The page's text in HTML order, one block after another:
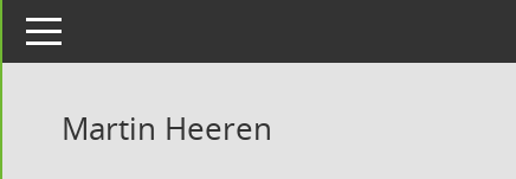
Toggle navigation
Martin Heeren